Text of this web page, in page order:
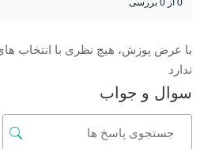
با عرض پوزش، هیچ نظری با انتخاب
ندارد
سوال و جواب